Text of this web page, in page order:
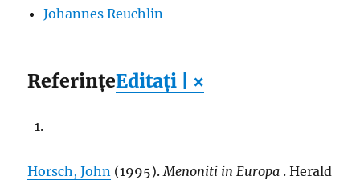
Johannes Reuchlin
ReferințeEditați | ×
Horsch, John (1995). Menoniti in Europa . Herald